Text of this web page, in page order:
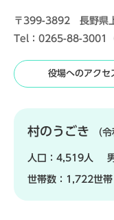
〒399-3892 長野県
Tel：0265-88-3001
役場へのアクセ
村のうごき （
人口： 4,519人
世帯数： 1,722世帯